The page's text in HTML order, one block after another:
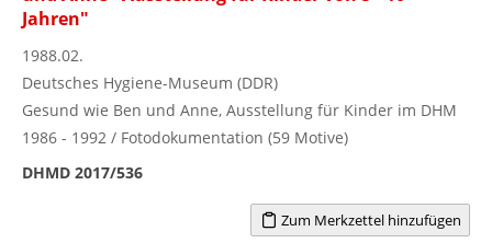
Jahren"
1988.02.
Deutsches Hygiene-Museum (DDR)
Gesund wie Ben und Anne, Ausstellung für Kinder im DHM
1986 - 1992 / Fotodokumentation (59 Motive)
DHMD 2017/536
Zum Merkzettel hinzufügen